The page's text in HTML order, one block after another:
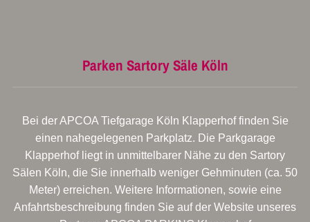
Parken Sartory Säle Köln
Bei der APCOA Tiefgarage Köln Klapperhof finden Sie
einen nahegelegenen Parkplatz. Die Parkgarage
Klapperhof liegt in unmittelbarer Nähe zu den Sartory
Sälen Köln, die Sie innerhalb weniger Gehminuten (ca. 50
Meter) erreichen. Weitere Informationen, sowie eine
Anfahrtsbeschreibung finden Sie auf der Website unseres